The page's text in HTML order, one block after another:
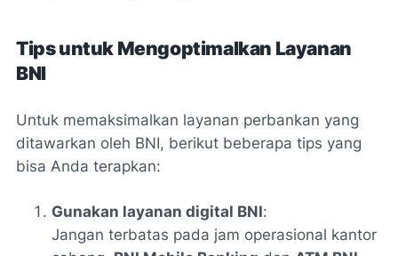
Tips untuk Mengoptimalkan Layanan
BNI
Untuk memaksimalkan layanan perbankan yang
ditawarkan oleh BNI, berikut beberapa tips yang
bisa Anda terapkan:
Gunakan layanan digital BNI:
Jangan terbatas pada jam operasional kantor